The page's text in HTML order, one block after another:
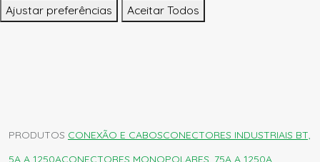
Ajustar preferências Aceitar Todos
PRODUTOS CONEXÃO E CABOSCONECTORES INDUSTRIAIS BT,
5A A 1250ACONECTORES MONOPOLARES, 75A A 1250A